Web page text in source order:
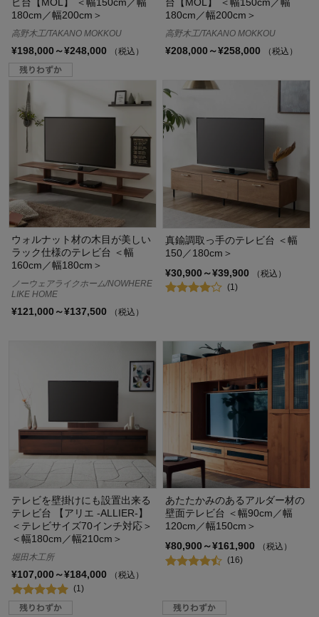
ビ台【MOL】 ＜幅150cm／幅
180cm／幅200cm＞
高野木工/TAKANO MOKKOU
¥198,000～¥248,000 （税込）
台【MOL】 ＜幅150cm／幅
180cm／幅200cm＞
高野木工/TAKANO MOKKOU
¥208,000～¥258,000 （税込）
ウォルナット材の木目が美しい
ラック仕様のテレビ台 ＜幅
160cm／幅180cm＞
ノーウェアライクホーム/NOWHERE
LIKE HOME
¥121,000～¥137,500 （税込）
真鍮調取っ手のテレビ台 ＜幅
150／180cm＞
¥30,900～¥39,900
（税込）
(1)
テレビを壁掛けにも設置出来る
テレビ台 【アリエ -ALLIER-】
＜テレビサイズ70インチ対応＞
＜幅180cm／幅210cm＞
堀田木工所
¥107,000～¥184,000
（税込）
(1)
あたたかみのあるアルダー材の
壁面テレビ台 ＜幅90cm／幅
120cm／幅150cm＞
¥80,900～¥161,900
（税込）
(16)